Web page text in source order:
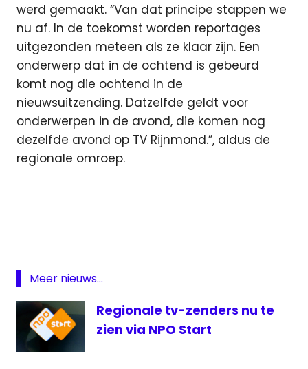
werd gemaakt. “Van dat principe stappen we
nu af. In de toekomst worden reportages
uitgezonden meteen als ze klaar zijn. Een
onderwerp dat in de ochtend is gebeurd
komt nog die ochtend in de
nieuwsuitzending. Datzelfde geldt voor
onderwerpen in de avond, die komen nog
dezelfde avond op TV Rijnmond.”, aldus de
regionale omroep.
Rijnmond
Zuid-
Holland
Meer nieuws...
Regionale tv-zenders nu te
zien via NPO Start